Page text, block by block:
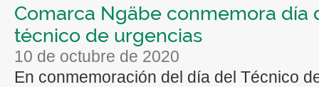
Comarca Ngäbe conmemora día
técnico de urgencias
10 de octubre de 2020
En conmemoración del día del Técnico